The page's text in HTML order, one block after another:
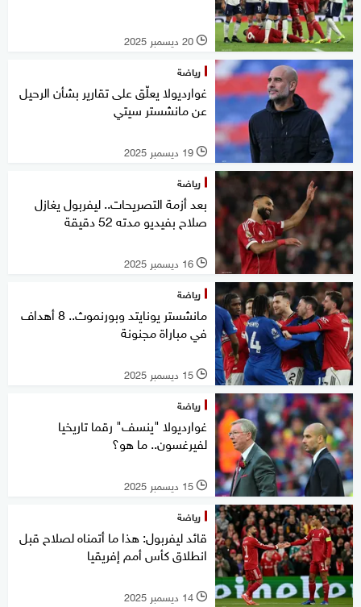
l 20 ديسمبر 2025
رياضة
غوارديولا يعلّق على تقارير بشأن الرحيل
عن مانشستر سيتي
l 19 ديسمبر 2025
رياضة
بعد أزمة التصريحات.. ليفربول يغازل
صلاح بفيديو مدته 52 دقيقة
l 16 ديسمبر 2025
رياضة
مانشستر يونايتد وبورنموث.. 8 أهداف
في مباراة مجنونة
l 15 ديسمبر 2025
رياضة
غوارديولا "ينسف" رقما تاريخيا
لفيرغسون.. ما هو؟
l 15 ديسمبر 2025
رياضة
قائد ليفربول: هذا ما أتمناه لصلاح قبل
انطلاق كأس أمم إفريقيا
l 14 ديسمبر 2025